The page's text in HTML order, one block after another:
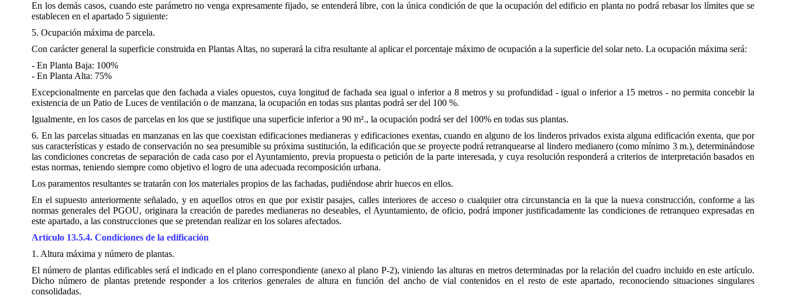
En los demás casos, cuando este parámetro no venga expresamente fijado, se entenderá libre, con la única condición de que la ocupación del edificio en planta no podrá rebasar los límites que se
establecen en el apartado 5 siguiente:
5. Ocupación máxima de parcela.
Con carácter general la superficie construida en Plantas Altas, no superará la cifra resultante al aplicar el porcentaje máximo de ocupación a la superficie del solar neto. La ocupación máxima será:
- En Planta Baja: 100%
- En Planta Alta: 75%
Excepcionalmente en parcelas que den fachada a viales opuestos, cuya longitud de fachada sea igual o inferior a 8 metros y su profundidad - igual o inferior a 15 metros - no permita concebir la
existencia de un Patio de Luces de ventilación o de manzana, la ocupación en todas sus plantas podrá ser del 100 %.
Igualmente, en los casos de parcelas en los que se justifique una superficie inferior a 90 m²., la ocupación podrá ser del 100% en todas sus plantas.
6. En las parcelas situadas en manzanas en las que coexistan edificaciones medianeras y edificaciones exentas, cuando en alguno de los linderos privados exista alguna edificación exenta, que por
sus características y estado de conservación no sea presumible su próxima sustitución, la edificación que se proyecte podrá retranquearse al lindero medianero (como mínimo 3 m.), determinándose
las condiciones concretas de separación de cada caso por el Ayuntamiento, previa propuesta o petición de la parte interesada, y cuya resolución responderá a criterios de interpretación basados en
estas normas, teniendo siempre como objetivo el logro de una adecuada recomposición urbana.
Los paramentos resultantes se tratarán con los materiales propios de las fachadas, pudiéndose abrir huecos en ellos.
En el supuesto anteriormente señalado, y en aquellos otros en que por existir pasajes, calles interiores de acceso o cualquier otra circunstancia en la que la nueva construcción, conforme a las
normas generales del PGOU, originara la creación de paredes medianeras no deseables, el Ayuntamiento, de oficio, podrá imponer justificadamente las condiciones de retranqueo expresadas en
este apartado, a las construcciones que se pretendan realizar en los solares afectados.
Artículo 13.5.4. Condiciones de la edificación
1. Altura máxima y número de plantas.
El número de plantas edificables será el indicado en el plano correspondiente (anexo al plano P-2), viniendo las alturas en metros determinadas por la relación del cuadro incluido en este artículo.
Dicho número de plantas pretende responder a los criterios generales de altura en función del ancho de vial contenidos en el resto de este apartado, reconociendo situaciones singulares
consolidadas.